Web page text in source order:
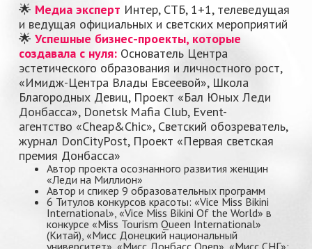
🌟 Медиа эксперт Интер, СТБ, 1+1, телеведущая
и ведущая официальных и светских мероприятий
🌟 Успешные бизнес-проекты, которые
создавала с нуля: Основатель Центра
эстетического образования и личностного рост,
«Имидж-Центра Влады Евсеевой», Школа
Благородных Девиц, Проект «Бал Юных Леди
Донбасса», Donetsk Mafia Сlub, Event-
агентство «Cheap&Сhic», Светский обозреватель,
журнал DonCityPost, Проект «Первая светская
премия Донбасса»
Автор проекта осознанного развития женщин
«Леди на Миллион»
Автор и спикер 9 образовательных программ
6 Титулов конкурсов красоты: «Vice Miss Bikini
International», «Vice Miss Bikini Of the World» в
конкурсе «Miss Tourism Queen International»
(Китай), «Мисс Донецкий национальный
университет», «Мисс Донбасс Open», «Мисс СНГ»;